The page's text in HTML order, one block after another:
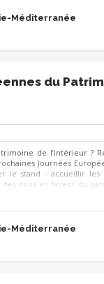
en
Méditerranée
du
de l’intérieur ?
Journées
le stand - accueillir les
dons en faveur du
Les 19 et 20
en
Méditerranée